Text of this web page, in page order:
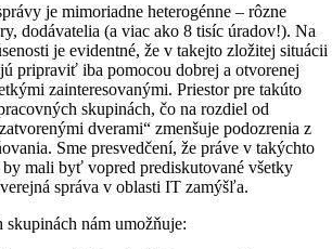
je mimoriadne heterogénne – rôzne
dodávatelia (a viac ako 8 tisíc úradov!). Na
je evidentné, že v takejto zložitej situácii
pripraviť iba pomocou dobrej a otvorenej
zainteresovanými. Priestor pre takúto
skupinách, čo na rozdiel od
dverami“ zmenšuje podozrenia z
Sme presvedčení, že práve v takýchto
mali byť vopred prediskutované všetky
správa v oblasti IT zamýšľa.
nám umožňuje: